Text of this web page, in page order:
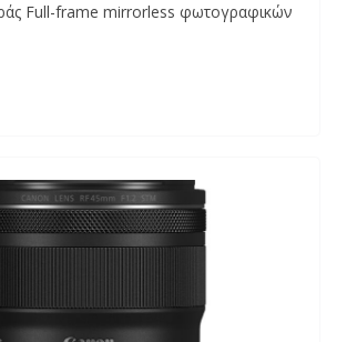
Full-frame mirrorless φωτογραφικών